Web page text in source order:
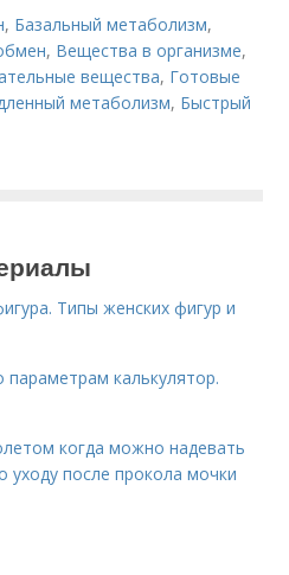
, Базальный метаболизм,
, Вещества в организме,
вещества, Готовые
метаболизм, Быстрый
Типы женских фигур и
калькулятор.
когда можно надевать
уходу после прокола мочки